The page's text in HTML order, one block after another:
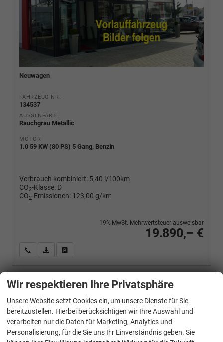
Neuwagen
FAHRZEUG-NR.
134537
AUSSENFARBE
Rauchgrau Metallic
MOTOR
1.0 59 KW (80 PS) 5 Gang, Benzin
Verbrauch kombiniert: 5,40 l/100km
CO2-Klasse: D
CO2-Emissionen: 123,00 g/km
19.890,– €
19% MwSt. Mehrwertsteuer ausweisbar
Wir rufen Sie anPDF-Fahrzeugexposé drucken
Volkswagen Polo
Wir respektieren Ihre Privatsphäre
Unsere Website setzt Cookies ein, um unsere Dienste für Sie
bereitzustellen. Hierbei berücksichtigen wir Ihre Auswahl und
verarbeiten nur die Daten für Marketing, Analytics und
Personalisierung, für die Sie uns Ihr Einverständnis geben. Sie